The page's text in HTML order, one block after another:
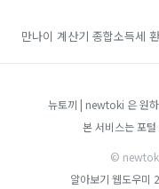
만나이 계산기 종합소득세
뉴토끼 | newtoki 은 원
본 서비스는 포
©
알아보기 웹도우미